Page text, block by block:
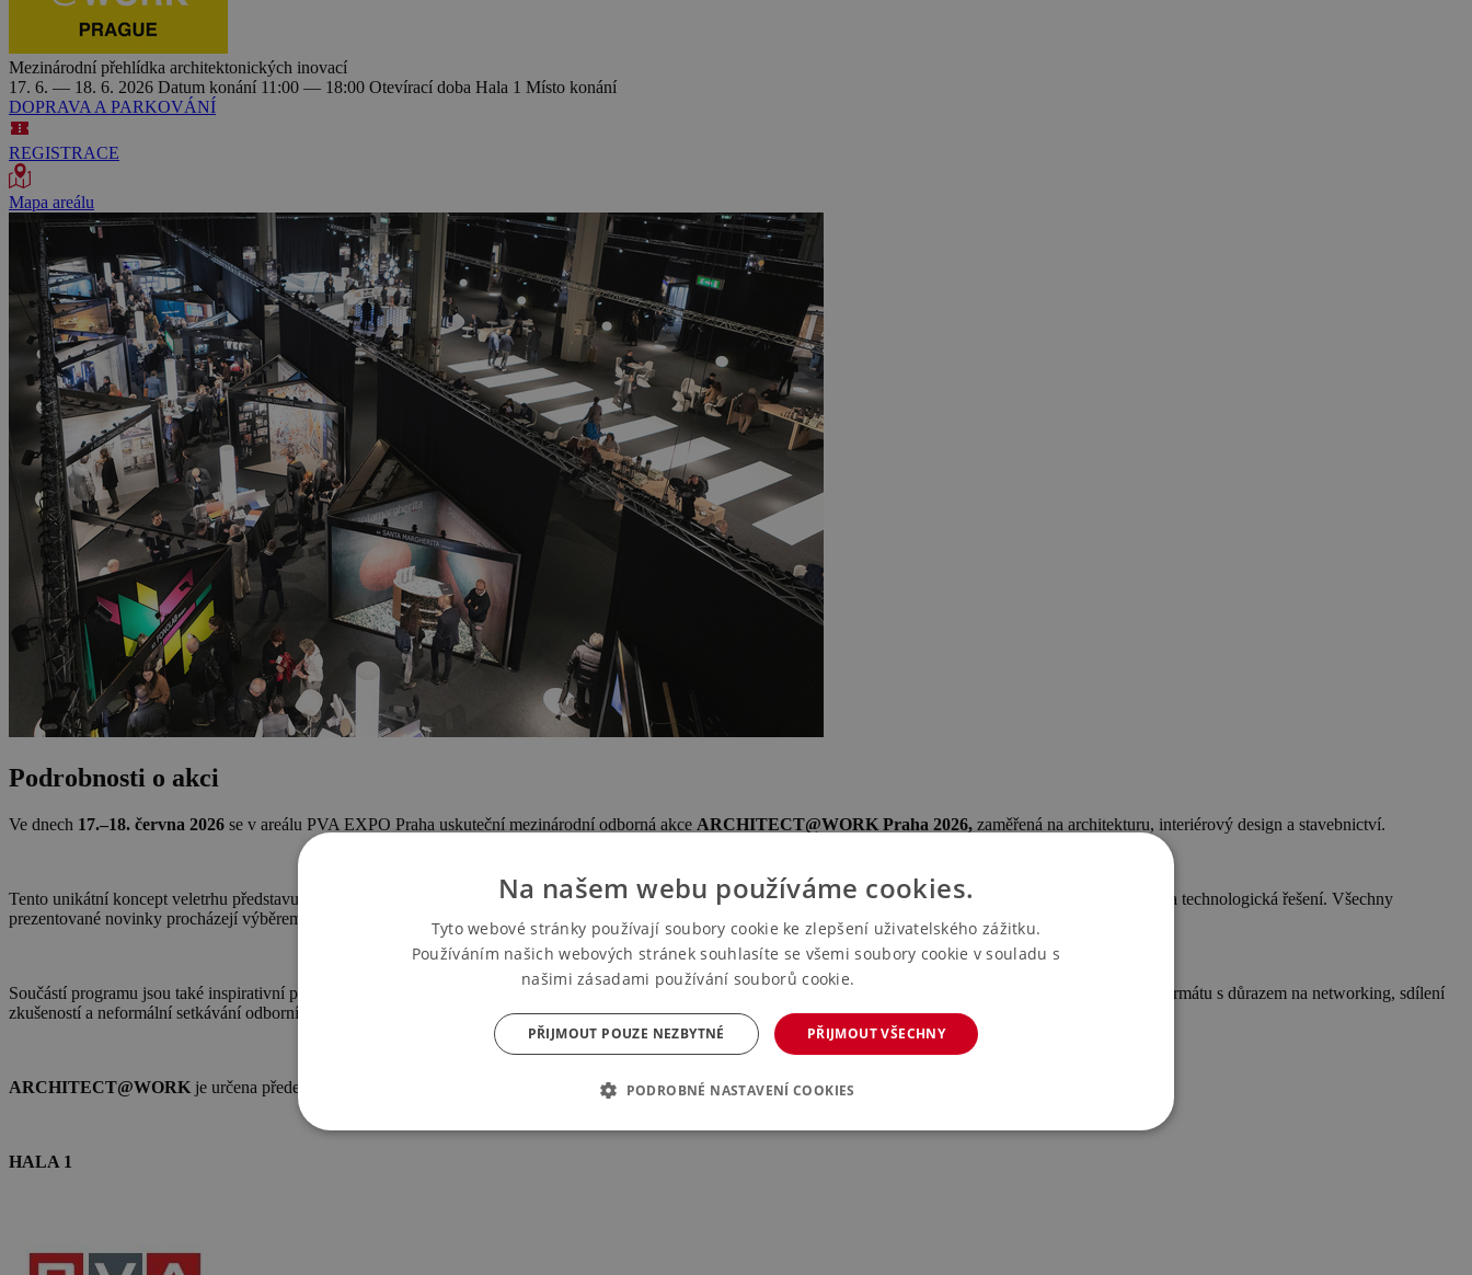
Mezinárodní přehlídka architektonických inovací
17. 6. — 18. 6. 2026 Datum konání 11:00 — 18:00 Otevírací doba Hala 1 Místo konání
DOPRAVA A PARKOVÁNÍ
REGISTRACE
Mapa areálu
Podrobnosti o akci
Ve dnech 17.–18. června 2026 se v areálu PVA EXPO Praha uskuteční mezinárodní odborná akce ARCHITECT@WORK Praha 2026, zaměřená na architekturu, interiérový design a stavebnictví.
Tento unikátní koncept veletrhu představuje místo setkání architektů, projektantů a designérů, kteří zde mohou objevovat pečlivě vybrané inovativní produkty, materiály a technologická řešení. Všechny
prezentované novinky procházejí výběrem odborné poroty, což zaručuje vysokou kvalitu a aktuálnost vystavených řešení.
Součástí programu jsou také inspirativní přednášky, semináře a doprovodné aktivity reflektující současné trendy v architektuře. Akce probíhá v moderním a otevřeném formátu s důrazem na networking, sdílení
zkušeností a neformální setkávání odborníků v příjemném prostředí.
ARCHITECT@WORK je určena především odborné veřejnosti a nabízí jedinečnou platformu pro inspiraci i profesní rozvoj v oblasti současné architektury.
HALA 1
Na našem webu používáme cookies.
Tyto webové stránky používají soubory cookie ke zlepšení uživatelského zážitku.
Používáním našich webových stránek souhlasíte se všemi soubory cookie v souladu s
našimi zásadami používání souborů cookie.
PŘIJMOUT VŠECHNY
PŘIJMOUT POUZE NEZBYTNÉ
PODROBNÉ NASTAVENÍ COOKIES